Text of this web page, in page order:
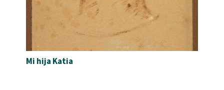
Mi hija Katia